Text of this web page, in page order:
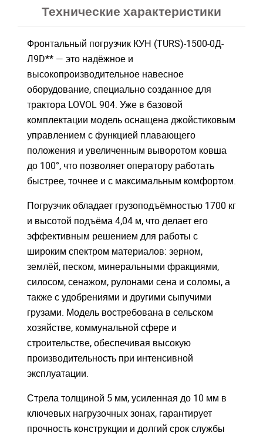
Технические характеристики
Фронтальный погрузчик КУН (TURS)-1500-0Д-
Л9D** — это надёжное и
высокопроизводительное навесное
оборудование, специально созданное для
трактора LOVOL 904. Уже в базовой
комплектации модель оснащена джойстиковым
управлением с функцией плавающего
положения и увеличенным выворотом ковша
до 100°, что позволяет оператору работать
быстрее, точнее и с максимальным комфортом.
Погрузчик обладает грузоподъёмностью 1700 кг
и высотой подъёма 4,04 м, что делает его
эффективным решением для работы с
широким спектром материалов: зерном,
землёй, песком, минеральными фракциями,
силосом, сенажом, рулонами сена и соломы, а
также с удобрениями и другими сыпучими
грузами. Модель востребована в сельском
хозяйстве, коммунальной сфере и
строительстве, обеспечивая высокую
производительность при интенсивной
эксплуатации.
Стрела толщиной 5 мм, усиленная до 10 мм в
ключевых нагрузочных зонах, гарантирует
прочность конструкции и долгий срок службы
Закрыть окно
Войдите
Для входа на сайт, введите ваш логин и пароль
ВОЙТИ
С возвращением!
Авторизуйтесь на сайте
введите свой логин и пароль
ВОЙТИ
Закрыть окно
Войдите
Для входа на сайт, введите ваш логин и пароль
ВОЙТИ
С возвращением!
Авторизуйтесь на сайте
введите свой логин и пароль
ВОЙТИ